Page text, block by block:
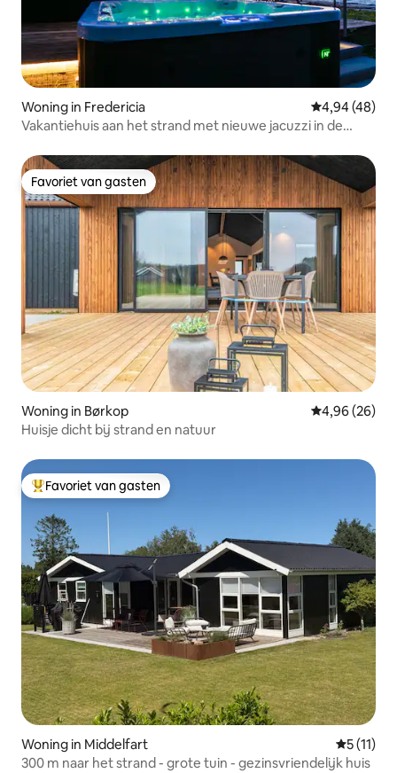
Woning in Fredericia Gemiddelde
4,94 (48)
Vakantiehuis aan het strand met nieuwe jacuzzi in de
Favoriet van gasten
Favoriet van gasten
Woning in Børkop Gemiddelde
4,96 (26)
Huisje dicht bij strand en natuur
Topfavoriet van gasten
Favoriet van gasten
Woning in Middelfart
5 (11)
300 m naar het strand - grote tuin - gezinsvriendelijk huis